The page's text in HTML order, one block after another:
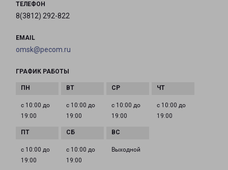
ТЕЛЕФОН
8(3812) 292-822
EMAIL
omsk@pecom.ru
ГРАФИК РАБОТЫ
с 10:00 до
19:00
с 10:00 до
19:00
с 10:00 до
19:00
с 10:00 до
19:00
с 10:00 до
19:00
с 10:00 до
19:00
Выходной